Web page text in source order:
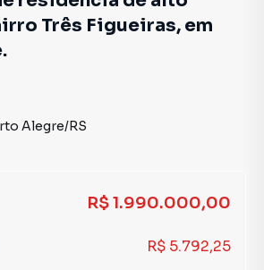
Três Figueiras, em
Alegre/RS
R$ 1.990.000,00
R$ 5.792,25